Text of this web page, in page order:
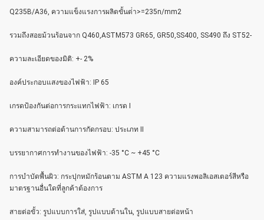
Q235B/A36, ความแข็งแรงการผลิตขั้นต่ํา>=235n/mm2
รวมถึงสอยม้วนร้อนจาก Q460,ASTM573 GR65, GR50,SS400, SS490 ถึง ST52-
ความละเอียดของมิติ: +- 2%
องค์ประกอบแสงของไฟฟ้า: IP 65
เกรดป้องกันต่อการกระแทกไฟฟ้า: เกรด I
ความสามารถต่อต้านการกัดกรอบ: ประเภท II
บรรยากาศการทํางานของไฟฟ้า: -35 °C ~ +45 °C
การบําบัดพื้นผิว: กระปุกหมักร้อนตาม ASTM A 123 ความแรงพอลิเอสเตอร์สีหรือ
มาตรฐานอื่นใดที่ลูกค้าต้องการ
สายต่อขั้ว: รูปแบบการใส่, รูปแบบด้านใน, รูปแบบสายต่อหน้า